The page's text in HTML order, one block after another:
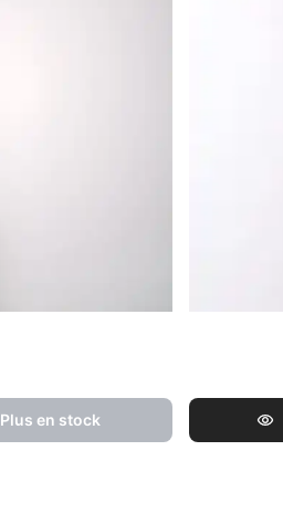
Plus en stock